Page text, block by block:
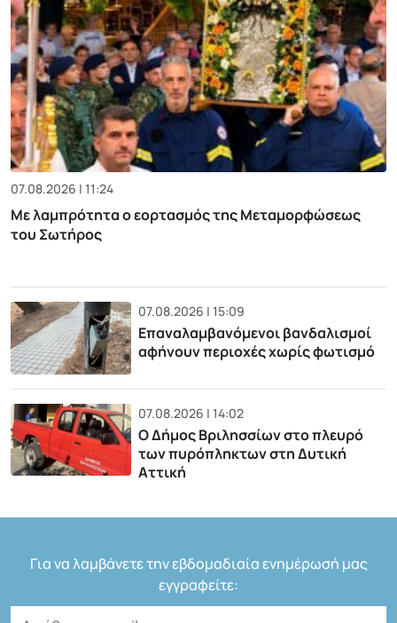
07.08.2026 | 11:24
Με λαμπρότητα ο εορτασμός της Μεταμορφώσεως
του Σωτήρος
07.08.2026 | 15:09
Επαναλαμβανόμενοι βανδαλισμοί
αφήνουν περιοχές χωρίς φωτισμό
07.08.2026 | 14:02
Ο Δήμος Βριλησσίων στο πλευρό
των πυρόπληκτων στη Δυτική
Αττική
Για να λαμβάνετε την εβδομαδιαία ενημέρωσή μας
εγγραφείτε: